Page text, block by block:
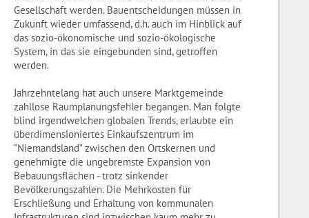
Gesellschaft werden. Bauentscheidungen müssen in
Zukunft wieder umfassend, d.h. auch im Hinblick auf
das sozio-ökonomische und sozio-ökologische
System, in das sie eingebunden sind, getroffen
werden.
Jahrzehntelang hat auch unsere Marktgemeinde
zahllose Raumplanungsfehler begangen. Man folgte
blind irgendwelchen globalen Trends, erlaubte ein
überdimensioniertes Einkaufszentrum im
"Niemandsland" zwischen den Ortskernen und
genehmigte die ungebremste Expansion von
Bebauungsflächen - trotz sinkender
Bevölkerungszahlen. Die Mehrkosten für
Erschließung und Erhaltung von kommunalen